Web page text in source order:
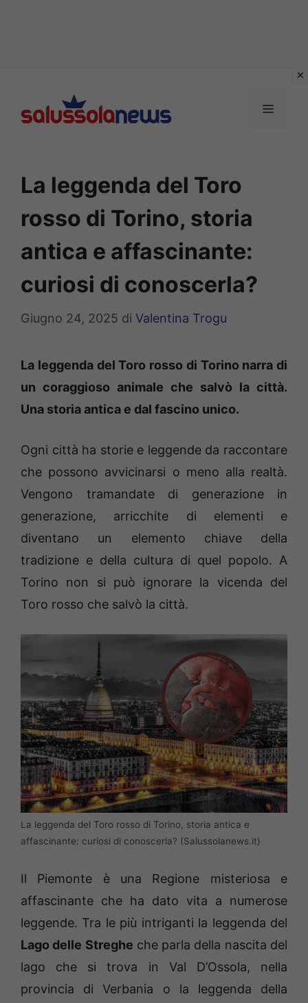
contenuto
MENU
La leggenda del Toro
rosso di Torino, storia
antica e affascinante:
curiosi di conoscerla?
Giugno 24, 2025 di Valentina Trogu
La leggenda del Toro rosso di Torino narra di
un coraggioso animale che salvò la città.
Una storia antica e dal fascino unico.
Ogni città ha storie e leggende da raccontare
che possono avvicinarsi o meno alla realtà.
Vengono tramandate di generazione in
generazione, arricchite di elementi e
diventano un elemento chiave della
tradizione e della cultura di quel popolo. A
Torino non si può ignorare la vicenda del
Toro rosso che salvò la città.
La leggenda del Toro rosso di Torino, storia antica e
affascinante: curiosi di conoscerla? (Salussolanews.it)
Il Piemonte è una Regione misteriosa e
affascinante che ha dato vita a numerose
leggende. Tra le più intriganti la leggenda del
Lago delle Streghe che parla della nascita del
lago che si trova in Val D’Ossola, nella
provincia di Verbania o la leggenda della